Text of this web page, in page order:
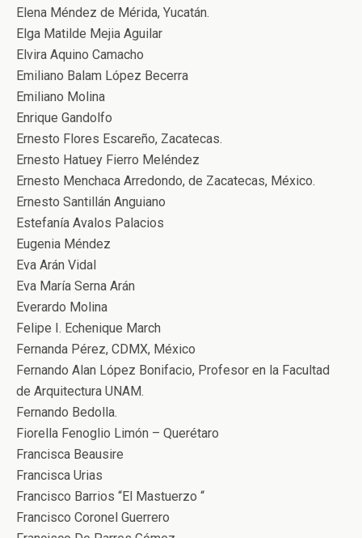
Elena Méndez de Mérida, Yucatán.
Elga Matilde Mejia Aguilar
Elvira Aquino Camacho
Emiliano Balam López Becerra
Emiliano Molina
Enrique Gandolfo
Ernesto Flores Escareño, Zacatecas.
Ernesto Hatuey Fierro Meléndez
Ernesto Menchaca Arredondo, de Zacatecas, México.
Ernesto Santillán Anguiano
Estefanía Avalos Palacios
Eugenia Méndez
Eva Arán Vidal
Eva María Serna Arán
Everardo Molina
Felipe I. Echenique March
Fernanda Pérez, CDMX, México
Fernando Alan López Bonifacio, Profesor en la Facultad
de Arquitectura UNAM.
Fernando Bedolla.
Fiorella Fenoglio Limón – Querétaro
Francisca Beausire
Francisca Urias
Francisco Barrios “El Mastuerzo “
Francisco Coronel Guerrero